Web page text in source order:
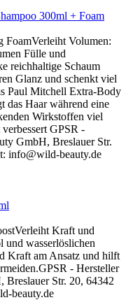
300ml + Foam
Volumen:
Fülle und
reichhaltige Schaum
Glanz und schenkt viel
Paul Mitchell Extra-Body
das Haar während eine
Wirkstoffen viel
GPSR -
GmbH, Breslauer Str.
info@wild-beauty.de
Kraft und
und wasserlöslichen
Kraft am Ansatz und hilft
- Hersteller
Str. 20, 64342
beauty.de